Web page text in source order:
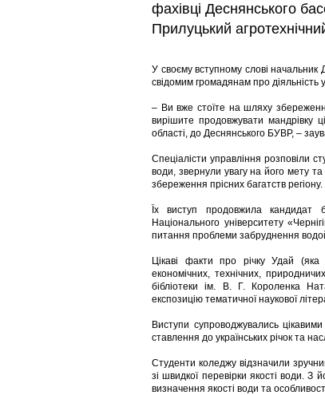
фахівці Деснянського
Прилуцький
У своєму вступному слові
свідомим громадянам про діяльність
– Ви вже стоїте на шляху
вирішите продовжувати мандрівку
області, до Деснянського БУВР, –
Спеціалісти управління розповіли
води, звернули увагу на його мету
збереження прісних багатств регіону.
Їх виступ продовжила кандидат
Національного університету
питання проблеми забруднення
Цікаві факти про річку Удай (яка
економічних, технічних,
бібліотеки ім. В. Г. Короленка
експозицію тематичної наукової
Виступи супроводжувались
ставлення до українських річок та
Студенти коледжу відзначили
зі швидкої перевірки якості води. З
визначення якості води та особливості